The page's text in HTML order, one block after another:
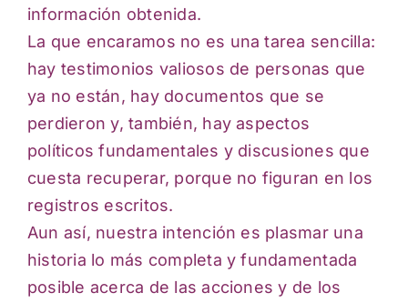
información obtenida.
La que encaramos no es una tarea sencilla:
hay testimonios valiosos de personas que
ya no están, hay documentos que se
perdieron y, también, hay aspectos
políticos fundamentales y discusiones que
cuesta recuperar, porque no figuran en los
registros escritos.
Aun así, nuestra intención es plasmar una
historia lo más completa y fundamentada
posible acerca de las acciones y de los